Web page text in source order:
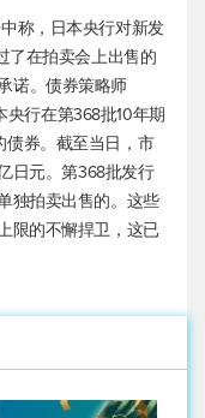
称，日本央行对新发
了在拍卖会上出售的
诺。债券策略师
央行在第368批10年期
债券。截至当日，市
日元。第368批发行
独拍卖出售的。这些
限的不懈捍卫，这已